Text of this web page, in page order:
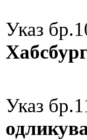
Указ
Указ